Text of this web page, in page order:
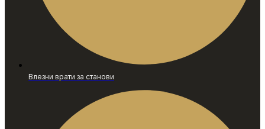
Влезни врати за станови